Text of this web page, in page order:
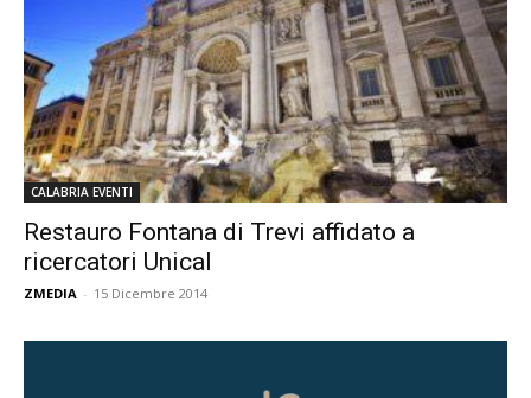
CALABRIA EVENTI
Restauro Fontana di Trevi affidato a
ricercatori Unical
ZMEDIA - 15 Dicembre 2014